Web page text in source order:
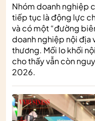
Nhóm doanh nghiệp
tiếp tục là động lực
và có một “đường
doanh nghiệp nội địa
thương. Mối lo khối
cho thấy vẫn còn
2026.